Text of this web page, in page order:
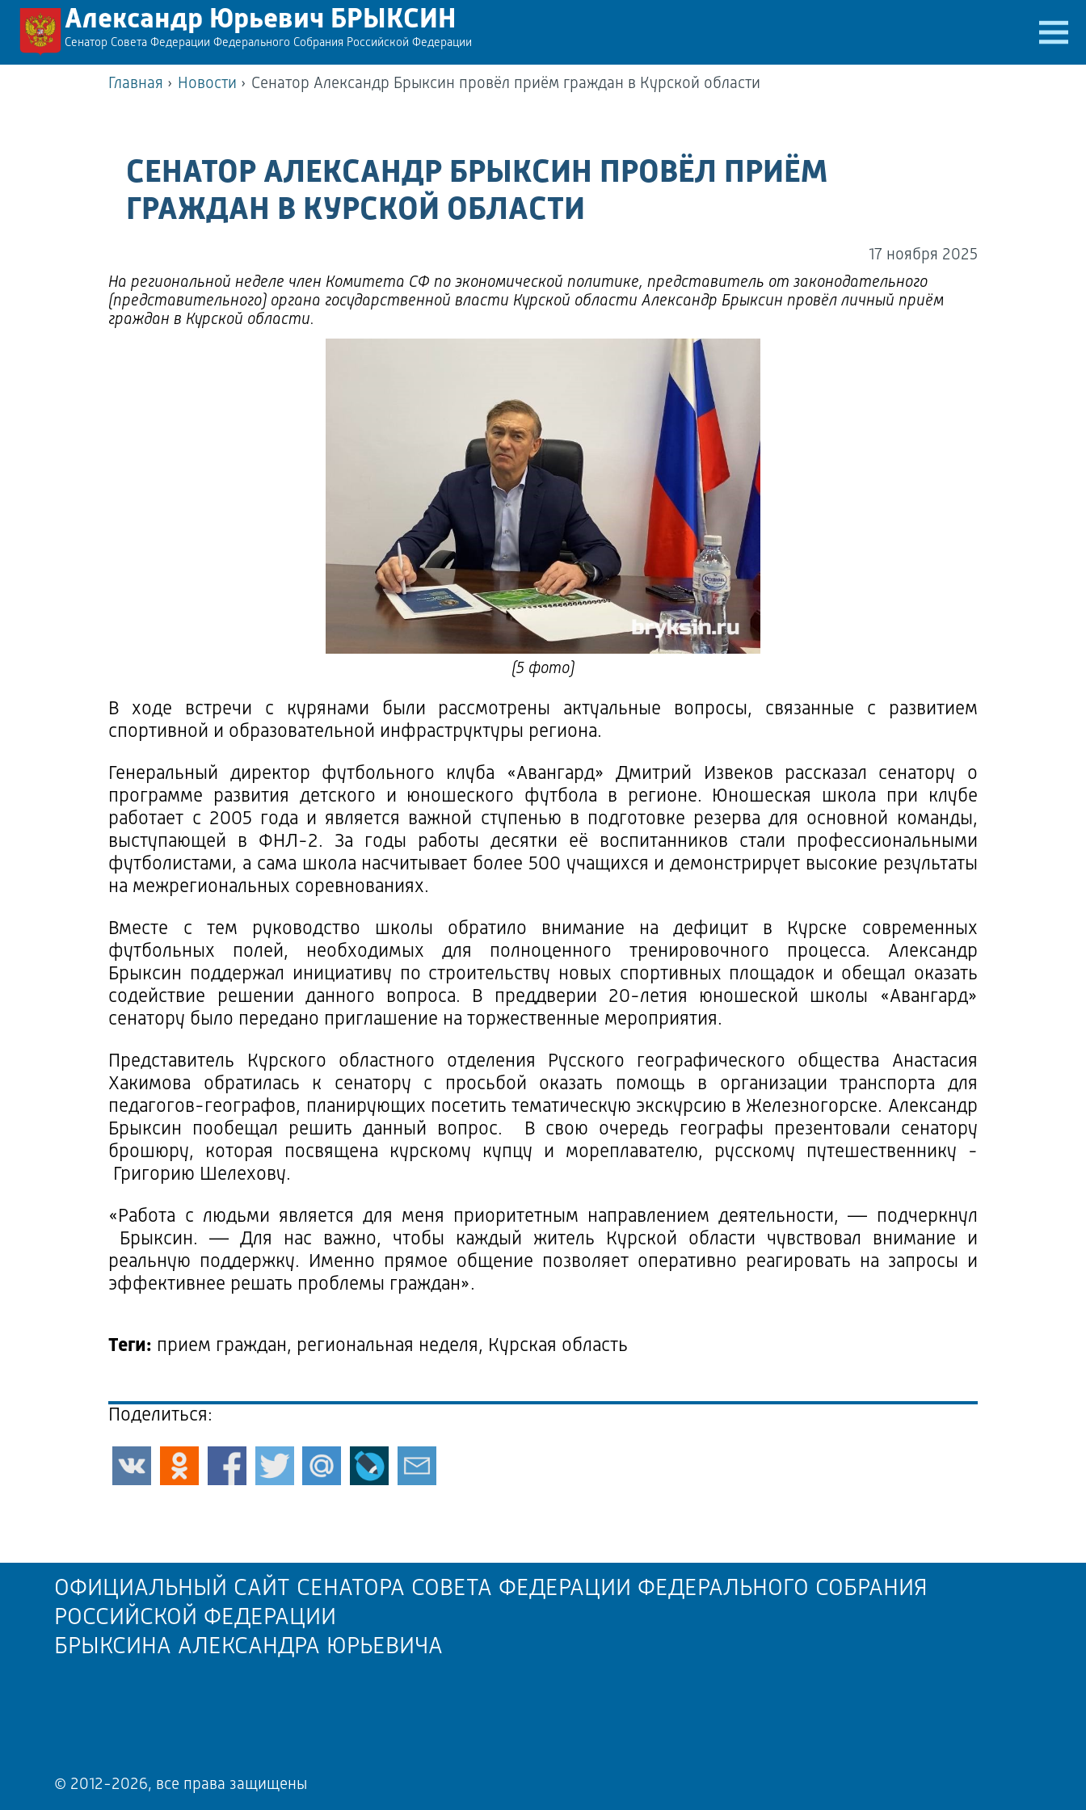
Александр Юрьевич БРЫКСИН
Сенатор Совета Федерации Федерального Собрания Российской Федерации
Главная › Новости › Сенатор Александр Брыксин провёл приём граждан в Курской области
СЕНАТОР АЛЕКСАНДР БРЫКСИН ПРОВЁЛ ПРИЁМ
ГРАЖДАН В КУРСКОЙ ОБЛАСТИ
17 ноября 2025
На региональной неделе член Комитета СФ по экономической политике, представитель от законодательного
(представительного) органа государственной власти Курской области Александр Брыксин провёл личный приём
граждан в Курской области.
(5 фото)
В ходе встречи с курянами были рассмотрены актуальные вопросы, связанные с развитием
спортивной и образовательной инфраструктуры региона.
Генеральный директор футбольного клуба «Авангард» Дмитрий Извеков рассказал сенатору о
программе развития детского и юношеского футбола в регионе. Юношеская школа при клубе
работает с 2005 года и является важной ступенью в подготовке резерва для основной команды,
выступающей в ФНЛ-2. За годы работы десятки её воспитанников стали профессиональными
футболистами, а сама школа насчитывает более 500 учащихся и демонстрирует высокие результаты
на межрегиональных соревнованиях.
Вместе с тем руководство школы обратило внимание на дефицит в Курске современных
футбольных полей, необходимых для полноценного тренировочного процесса. Александр
Брыксин поддержал инициативу по строительству новых спортивных площадок и обещал оказать
содействие решении данного вопроса. В преддверии 20-летия юношеской школы «Авангард»
сенатору было передано приглашение на торжественные мероприятия.
Представитель Курского областного отделения Русского географического общества Анастасия
Хакимова обратилась к сенатору с просьбой оказать помощь в организации транспорта для
педагогов-географов, планирующих посетить тематическую экскурсию в Железногорске. Александр
Брыксин пообещал решить данный вопрос. В свою очередь географы презентовали сенатору
брошюру, которая посвящена курскому купцу и мореплавателю, русскому путешественнику -
Григорию Шелехову.
«Работа с людьми является для меня приоритетным направлением деятельности, — подчеркнул
Брыксин. — Для нас важно, чтобы каждый житель Курской области чувствовал внимание и
реальную поддержку. Именно прямое общение позволяет оперативно реагировать на запросы и
эффективнее решать проблемы граждан».
Теги: прием граждан, региональная неделя, Курская область
Поделиться:
ОФИЦИАЛЬНЫЙ САЙТ СЕНАТОРА СОВЕТА ФЕДЕРАЦИИ ФЕДЕРАЛЬНОГО СОБРАНИЯ
РОССИЙСКОЙ ФЕДЕРАЦИИ
БРЫКСИНА АЛЕКСАНДРА ЮРЬЕВИЧА
© 2012-2026, все права защищены